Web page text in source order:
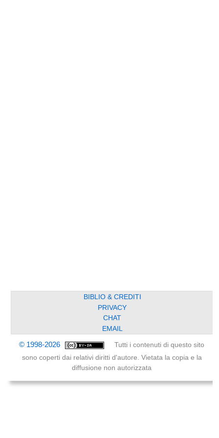
BIBLIO & CREDITI
PRIVACY
CHAT
EMAIL
© 1998-2026
Tutti i contenuti di questo sito
sono coperti dai relativi diritti d'autore. Vietata la copia e la
diffusione non autorizzata